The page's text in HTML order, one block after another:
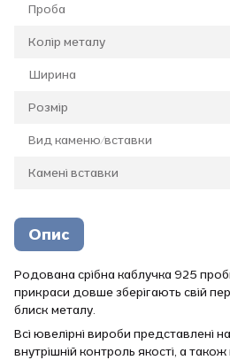
Проба
Колір металу
Ширина
Розмір
Вид каменю/вставки
Камені вставки
Опис
Родована срібна каблучка 925
прикраси довше зберігають свій
блиск металу.
Всі ювелірні вироби представлені
внутрішній контроль якості, а